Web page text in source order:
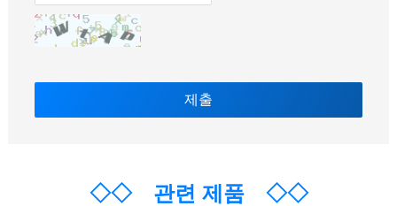
◇◇관련 제품 ◇◇